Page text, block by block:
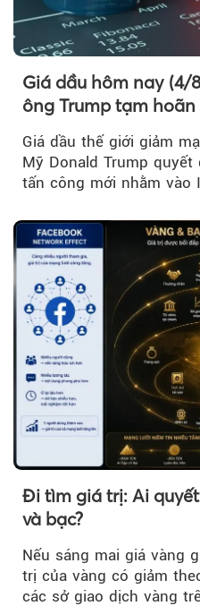
Giá dầu hôm nay (4/
ông Trump tạm
Giá dầu thế giới giảm
Mỹ Donald Trump
tấn công mới nhằm vào
Đi tìm giá trị: Ai
và bạc?
Nếu sáng mai giá vàng
trị của vàng có giảm
các sở giao dịch vàng